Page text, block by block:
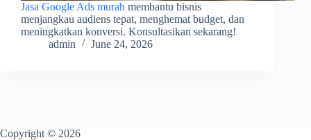
Jasa Google Ads murah membantu bisnis
menjangkau audiens tepat, menghemat budget, dan
meningkatkan konversi. Konsultasikan sekarang!
admin
June 24, 2026
Copyright © 2026